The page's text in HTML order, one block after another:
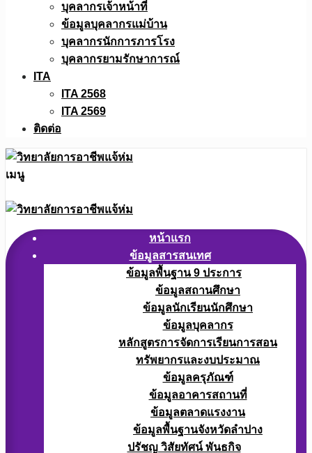
บุคลากรเจ้าหน้าที่
ข้อมูลบุคลากรแม่บ้าน
บุคลากรนักการภารโรง
บุคลากรยามรักษาการณ์
ITA
ITA 2568
ITA 2569
ติดต่อ
เมนู
หน้าแรก
ข้อมูลสารสนเทศ
ข้อมูลพื้นฐาน 9 ประการ
ข้อมูลสถานศึกษา
ข้อมูลนักเรียนนักศึกษา
ข้อมูลบุคลากร
หลักสูตรการจัดการเรียนการสอน
ทรัพยากรและงบประมาณ
ข้อมูลครุภัณฑ์
ข้อมูลอาคารสถานที่
ข้อมูลตลาดแรงงาน
ข้อมูลพื้นฐานจังหวัดลำปาง
ปรัชญ วิสัยทัศน์ พันธกิจ